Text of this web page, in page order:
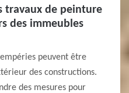
travaux de peinture
des immeubles
peuvent être
des constructions.
des mesures pour